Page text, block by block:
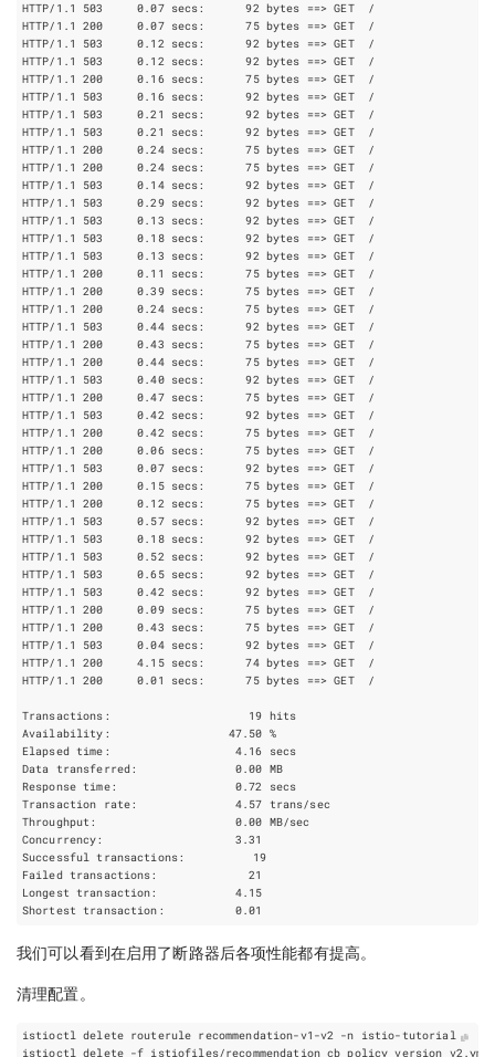
HTTP/1.1 503
     0.07 secs:
92 bytes ==
HTTP/1.1 200
     0.07 secs:
75 bytes ==
HTTP/1.1 503
     0.12 secs:
92 bytes ==
HTTP/1.1 503
     0.12 secs:
92 bytes ==
HTTP/1.1 200
     0.16 secs:
75 bytes ==
HTTP/1.1 503
     0.16 secs:
92 bytes ==
HTTP/1.1 503
     0.21 secs:
92 bytes ==
HTTP/1.1 503
     0.21 secs:
92 bytes ==
HTTP/1.1 200
     0.24 secs:
75 bytes ==
HTTP/1.1 200
     0.24 secs:
75 bytes ==
HTTP/1.1 503
     0.14 secs:
92 bytes ==
HTTP/1.1 503
     0.29 secs:
92 bytes ==
HTTP/1.1 503
     0.13 secs:
92 bytes ==
HTTP/1.1 503
     0.18 secs:
92 bytes ==
HTTP/1.1 503
     0.13 secs:
92 bytes ==
HTTP/1.1 200
     0.11 secs:
75 bytes ==
HTTP/1.1 200
     0.39 secs:
75 bytes ==
HTTP/1.1 200
     0.24 secs:
75 bytes ==
HTTP/1.1 503
     0.44 secs:
92 bytes ==
HTTP/1.1 200
     0.43 secs:
75 bytes ==
HTTP/1.1 200
     0.44 secs:
75 bytes ==
HTTP/1.1 503
     0.40 secs:
92 bytes ==
HTTP/1.1 200
     0.47 secs:
75 bytes ==
HTTP/1.1 503
     0.42 secs:
92 bytes ==
HTTP/1.1 200
     0.42 secs:
75 bytes ==
HTTP/1.1 200
     0.06 secs:
75 bytes ==
HTTP/1.1 503
     0.07 secs:
92 bytes ==
HTTP/1.1 200
     0.15 secs:
75 bytes ==
HTTP/1.1 200
     0.12 secs:
75 bytes ==
HTTP/1.1 503
     0.57 secs:
92 bytes ==
HTTP/1.1 503
     0.18 secs:
92 bytes ==
HTTP/1.1 503
     0.52 secs:
92 bytes ==
HTTP/1.1 503
     0.65 secs:
92 bytes ==
HTTP/1.1 503
     0.42 secs:
92 bytes ==
HTTP/1.1 200
     0.09 secs:
75 bytes ==
HTTP/1.1 200
     0.43 secs:
75 bytes ==
HTTP/1.1 503
     0.04 secs:
92 bytes ==
HTTP/1.1 200
     4.15 secs:
74 bytes ==
HTTP/1.1 200
     0.01 secs:
75 bytes ==
19
Availability:		       47.50 %
Data transferred:	        0.00 MB
Successful transactions:
19
Failed transactions: 21
我们可以看到在启用了断路器后各项性能都有提高。
清理配置。
istioctl delete routerule recommendation-v1-v2 -n istio-tutorial